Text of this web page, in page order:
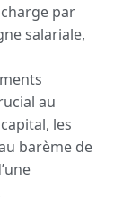
par
salariale,
au
les
barème de